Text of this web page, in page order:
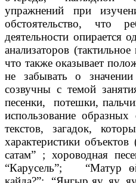
упражнений при
обстоятельство, что
деятельности опирается
анализаторов
что также оказывает
не забывать о
созвучны с темой
песенки, потешки,
использование образных
текстов, загадок,
характеристики
сатам” ; хороводная
“Карусель”; “Матур